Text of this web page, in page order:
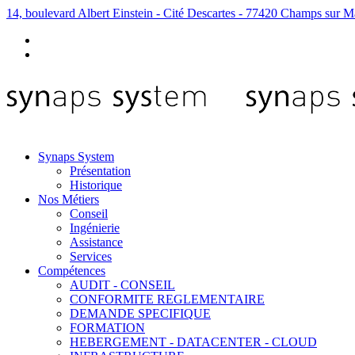
14, boulevard Albert Einstein - Cité Descartes - 77420 Champs sur
Synaps System
Présentation
Historique
Nos Métiers
Conseil
Ingénierie
Assistance
Services
Compétences
AUDIT - CONSEIL
CONFORMITE REGLEMENTAIRE
DEMANDE SPECIFIQUE
FORMATION
HEBERGEMENT - DATACENTER - CLOUD